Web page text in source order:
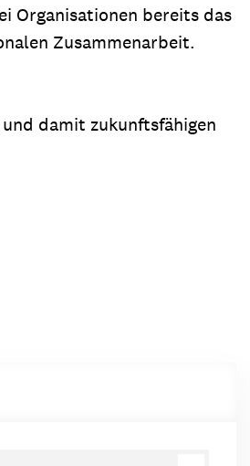
Organisationen bereits das
Zusammenarbeit.
damit zukunftsfähigen